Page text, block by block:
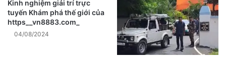
Kinh nghiệm giải trí trực
tuyến Khám phá thế giới của
https__vn8883.com_
04/08/2024